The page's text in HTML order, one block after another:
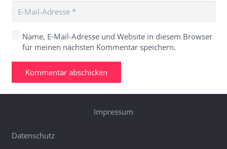
Name, E-Mail-Adresse und Website in diesem Browser
für meinen nächsten Kommentar speichern.
Kommentar abschicken
Impressum
Datenschutz